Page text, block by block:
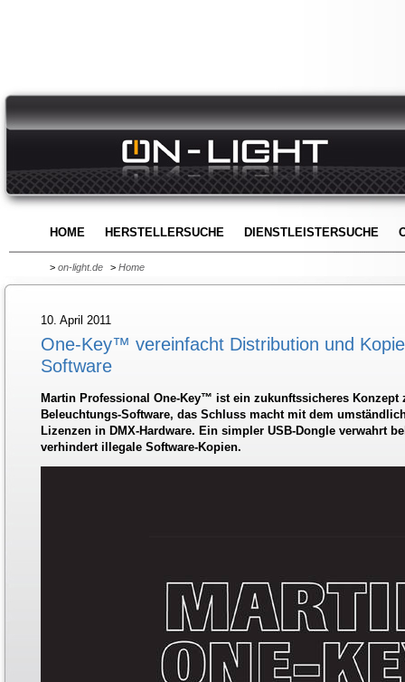
HOME HERSTELLERSUCHE DIENSTLEISTERSUCHE
> on-light.de > Home
10. April 2011
One-Key™ vereinfacht Distribution und
Software
Martin Professional One-Key™ ist ein zukunftssicheres
Beleuchtungs-Software, das Schluss macht mit dem
Lizenzen in DMX-Hardware. Ein simpler USB-Dongle verwahrt
verhindert illegale Software-Kopien.